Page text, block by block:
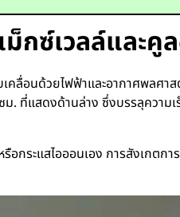
กซ์เวลล์และคู
คลื่อนด้วยไฟฟ้าและอากาศพลศ
ม. ที่แสดงด้านล่าง ซึ่งบรรลุความ
กระแสไอออนเอง การสังเกตกา